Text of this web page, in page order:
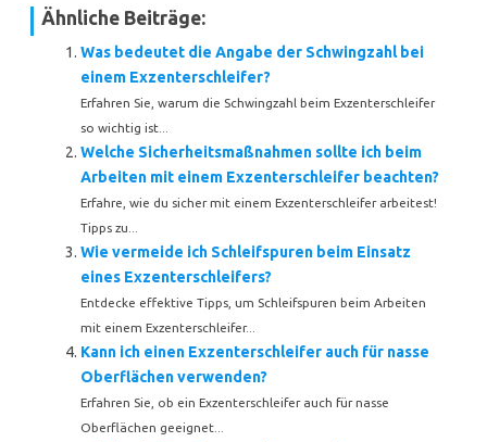
Ähnliche Beiträge:
Was bedeutet die Angabe der Schwingzahl bei
einem Exzenterschleifer?
Erfahren Sie, warum die Schwingzahl beim Exzenterschleifer
so wichtig ist...
Welche Sicherheitsmaßnahmen sollte ich beim
Arbeiten mit einem Exzenterschleifer beachten?
Erfahre, wie du sicher mit einem Exzenterschleifer arbeitest!
Tipps zu...
Wie vermeide ich Schleifspuren beim Einsatz
eines Exzenterschleifers?
Entdecke effektive Tipps, um Schleifspuren beim Arbeiten
mit einem Exzenterschleifer...
Kann ich einen Exzenterschleifer auch für nasse
Oberflächen verwenden?
Erfahren Sie, ob ein Exzenterschleifer auch für nasse
Oberflächen geeignet...